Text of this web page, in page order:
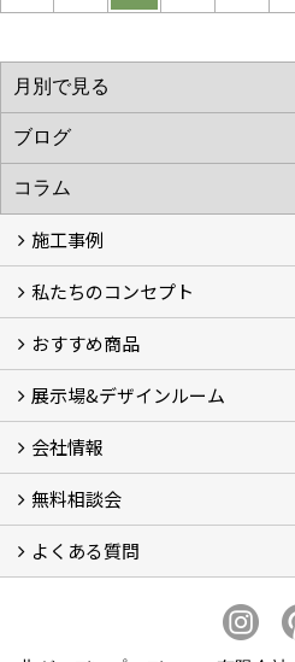
施工事例
施工事例
お客様の声 (46)
私たちのコンセプト
コンセプト
完成までの流れ
お庭のメンテナンスについて
おすすめ商品
オリジナル帆布のサイクルポート
NEW スマートサイクルポート
おしゃれな物置 (8)
門扉 (6)
ウッドフェンス (16)
アイアンの商品 (6)
ガーデニング雑貨 (3)
ガーデン書&ガーデンアート
こだわりのオリジナル商品 一覧
おすすめの植物 (29)
箱庭ガーデン
ポット苗
展示場&デザインルーム
展示場&デザインルーム
会社情報
会社概要
スタッフ紹介 (11)
ブログ
コラム
アクセス
求人募集
無料相談会
無料相談会
よくある質問
アフターサービス・アフターメ